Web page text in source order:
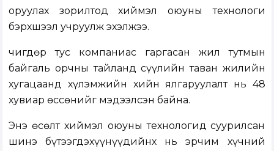
оруулах зорилтод хиймэл оюуны технологи
бэрхшээл учруулж эхэлжээ.
Өчигдөр тус компаниас гаргасан жил тутмын
байгаль орчны тайланд сүүлийн таван жилийн
хугацаанд хүлэмжийн хийн ялгаруулалт нь 48
хувиар өссөнийг мэдээлсэн байна.
Энэ өсөлт хиймэл оюуны технологид суурилсан
шинэ бүтээгдэхүүнүүдийнх нь эрчим хүчний